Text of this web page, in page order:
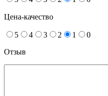
Цена-качество
5 4 3 2 1
0
Отзыв